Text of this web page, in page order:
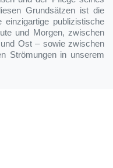
Grundsätzen ist die
einzigartige publizistische
und Morgen, zwischen
Ost – sowie zwischen
Strömungen in unserem